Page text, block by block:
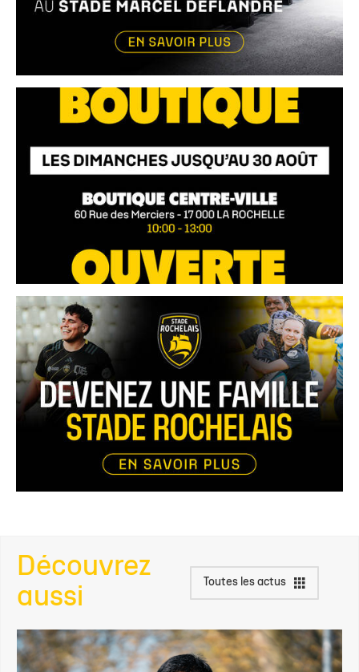
Découvrez
aussi
Toutes les actus